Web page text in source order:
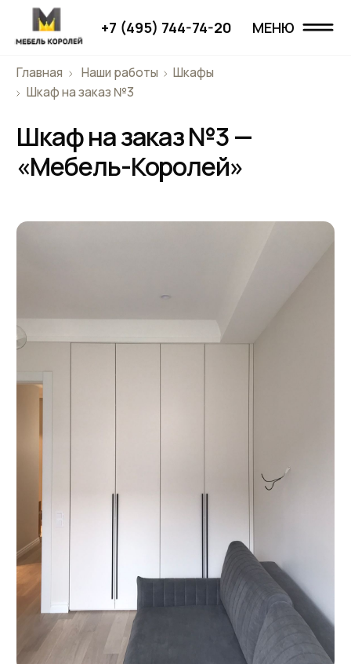
+7 (495) 744-74-20
Наши работы
Проекты
Главная
О компании
Москва, ш. Энтузиастов 48/1
+7 (495) 744-74-20
Шкаф на заказ №3
Шкаф на заказ №3 —